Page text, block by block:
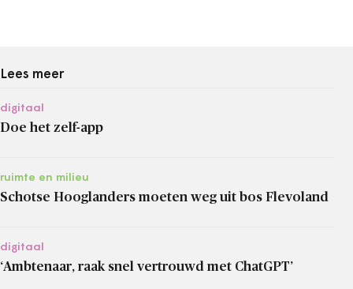
Lees meer
digitaal
Doe het zelf-app
ruimte en milieu
Schotse Hooglanders moeten weg uit bos Flevoland
digitaal
‘Ambtenaar, raak snel vertrouwd met ChatGPT’